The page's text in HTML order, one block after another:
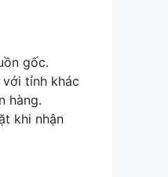
gốc.
tỉnh khác
hàng.
khi nhận